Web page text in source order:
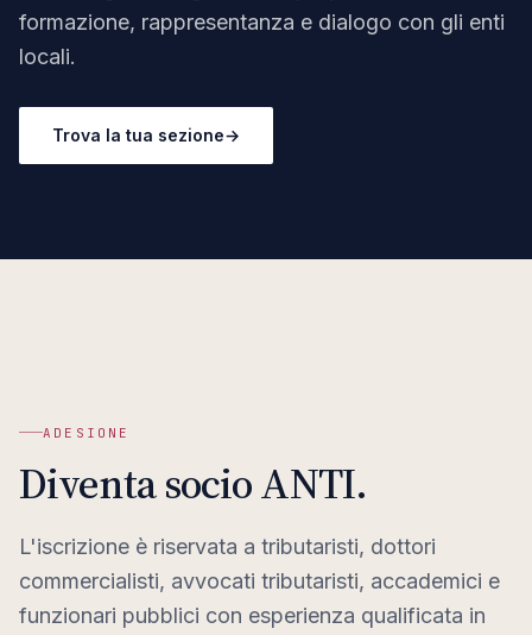
formazione, rappresentanza e dialogo con gli enti
locali.
Trova la tua sezione→
ADESIONE
Diventa socio ANTI.
L'iscrizione è riservata a tributaristi, dottori
commercialisti, avvocati tributaristi, accademici e
funzionari pubblici con esperienza qualificata in